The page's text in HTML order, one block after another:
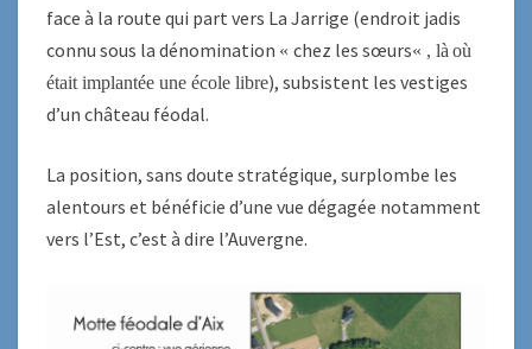
face à la route qui part vers La Jarrige (endroit jadis
connu sous la dénomination « chez les sœurs« , là où
était implantée une école libre), subsistent les vestiges
d’un château féodal.
La position, sans doute stratégique, surplombe les
alentours et bénéficie d’une vue dégagée notamment
vers l’Est, c’est à dire l’Auvergne.